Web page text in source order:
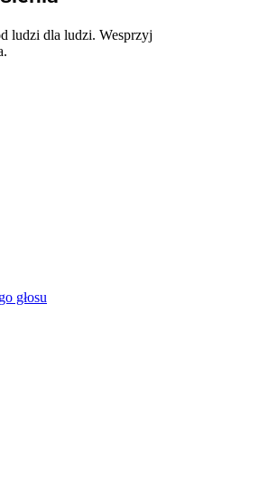
ludzi dla ludzi. Wesprzyj
głosu